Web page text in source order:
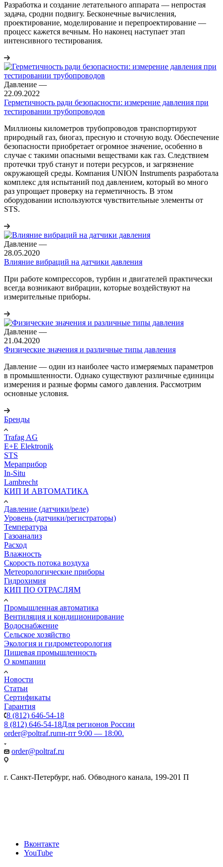
Разработка и создание летательного аппарата — непростая
задача, сродни подвигу. Бесконечные вычисления,
проектирование, моделирование и перепроектирование —
процесс кажется вечным. Но наконец наступает этап
интенсивного тестирования.
Давление —
22.09.2022
Герметичность ради безопасности: измерение давления при
тестировании трубопроводов
Миллионы километров трубопроводов транспортируют
природный газ, биогаз, пресную и сточную воду. Обеспечение
безопасности приобретает огромное значение, особенно в
случае с такими опасными веществами как газ. Следствием
протечки труб станут и потери ресурсов, и загрязнение
окружающей среды. Компания UNION Instruments разработала
комплекс для испытаний под давлением, который во много
раз упрощает проверку на герметичность. В этом
оборудовании используются чувствительные элементы от
STS.
Давление —
28.05.2020
Влияние вибраций на датчики давления
При работе компрессоров, турбин и двигателей практически
всегда возникают вибрации, которые воздействуют на
измерительные приборы.
Давление —
21.04.2020
Физические значения и различные типы давления
Давление ― один из наиболее часто измеряемых параметров
в промышленности. Однако существуют различные единицы
измерения и разные формы самого давления. Рассмотрим
основные условия.
Бренды
Trafag AG
E+E Elektronik
STS
Мераприбор
In-Situ
Lambrecht
КИП И АВТОМАТИКА
Давление (датчики/реле)
Уровень (датчики/регистраторы)
Температура
Газоанализ
Расход
Влажность
Скорость потока воздуха
Метеорологические приборы
Гидрохимия
КИП ПО ОТРАСЛЯМ
Промышленная автоматика
Вентиляция и кондиционирование
Водоснабжение
Сельское хозяйство
Экология и гидрометеорология
Пищевая промышленность
О компании
Новости
Статьи
Сертификаты
Гарантия
8 (812) 646-54-18
8 (812) 646-54-18Для регионов России
order@poltraf.ruпн-пт 9:00 — 18:00.
order@poltraf.ru
г. Санкт-Петербург, наб. Обводного канала, 199-201 П
Вконтакте
YouTube